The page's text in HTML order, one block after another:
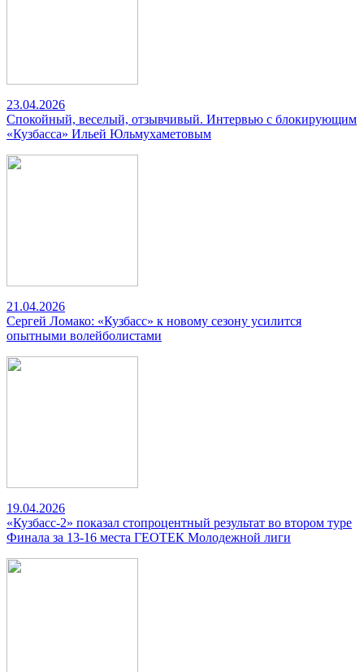
23.04.2026
Спокойный, веселый, отзывчивый. Интервью с блокирующим
«Кузбасса» Ильей Юльмухаметовым
21.04.2026
Сергей Ломако: «Кузбасс» к новому сезону усилится
опытными волейболистами
19.04.2026
«Кузбасс-2» показал стопроцентный результат во втором туре
Финала за 13-16 места ГЕОТЕК Молодежной лиги